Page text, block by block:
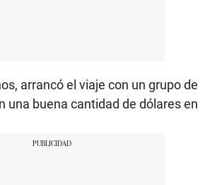
arrancó el viaje con un grupo de
una buena cantidad de dólares en